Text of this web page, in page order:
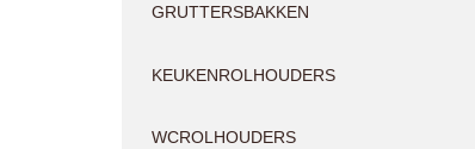
GRUTTERSBAKKEN
KEUKENROLHOUDERS
WCROLHOUDERS